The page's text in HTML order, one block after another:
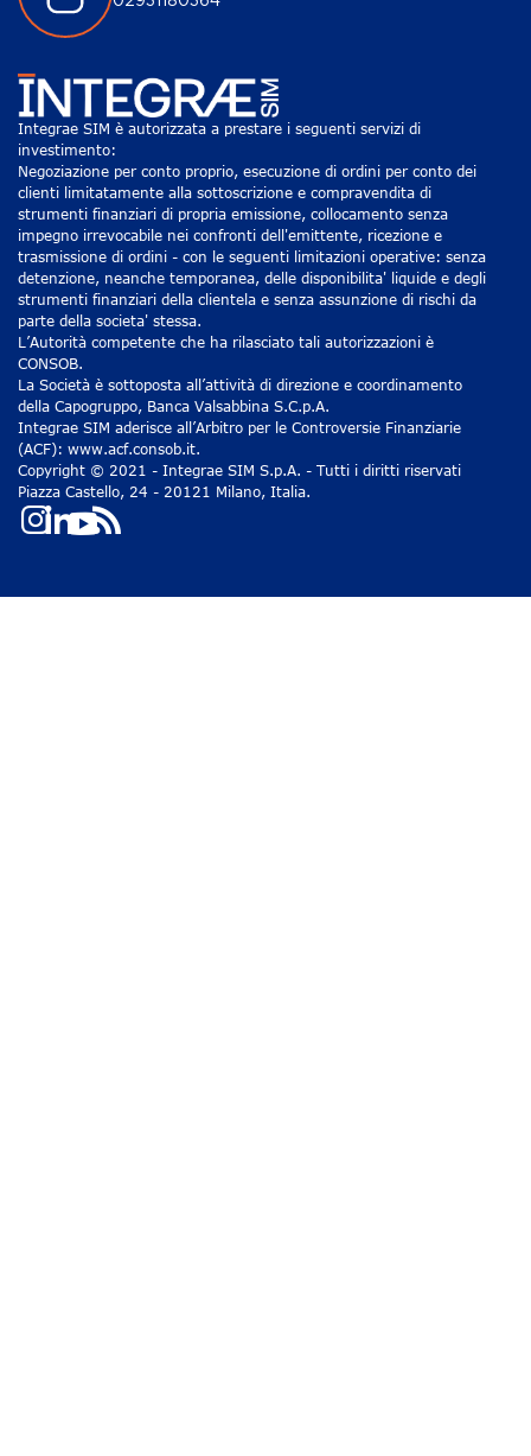
Integrae SIM è autorizzata a prestare i seguenti servizi di
investimento:
Negoziazione per conto proprio, esecuzione di ordini per conto dei
clienti limitatamente alla sottoscrizione e compravendita di
strumenti finanziari di propria emissione, collocamento senza
impegno irrevocabile nei confronti dell'emittente, ricezione e
trasmissione di ordini - con le seguenti limitazioni operative: senza
detenzione, neanche temporanea, delle disponibilita' liquide e degli
strumenti finanziari della clientela e senza assunzione di rischi da
parte della societa' stessa.
L’Autorità competente che ha rilasciato tali autorizzazioni è
CONSOB.
La Società è sottoposta all’attività di direzione e coordinamento
della Capogruppo, Banca Valsabbina S.C.p.A.
Integrae SIM aderisce all’Arbitro per le Controversie Finanziarie
(ACF): www.acf.consob.it.
Copyright © 2021 - Integrae SIM S.p.A. - Tutti i diritti riservati
Piazza Castello, 24 - 20121 Milano, Italia.